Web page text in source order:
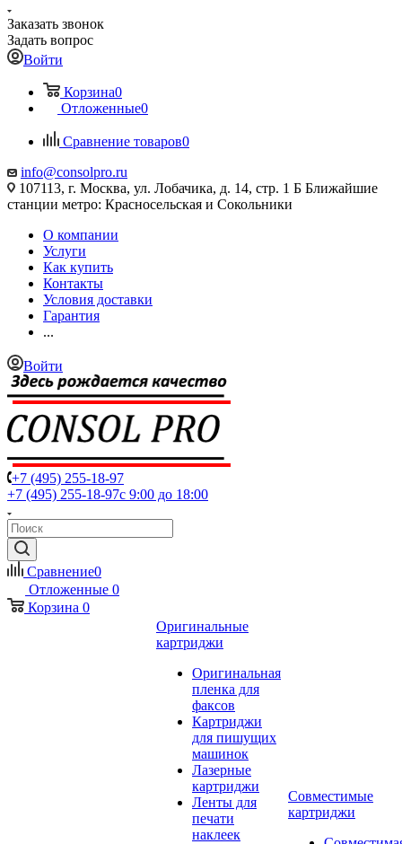
Заказать звонок
Задать вопрос
Войти
Корзина0
Отложенные0
Сравнение товаров0
info@consolpro.ru
107113, г. Москва, ул. Лобачика, д. 14, стр. 1 Б Ближайшие
станции метро: Красносельская и Сокольники
О компании
Услуги
Как купить
Контакты
Условия доставки
Гарантия
...
Войти
+7 (495) 255-18-97
+7 (495) 255-18-97с 9:00 до 18:00
Сравнение0
Отложенные 0
Корзина 0
Оригинальные
картриджи
Оригинальная
пленка для
факсов
Картриджи
для пишущих
машинок
Лазерные
картриджи
Ленты для
печати
наклеек
Совместимые
картриджи